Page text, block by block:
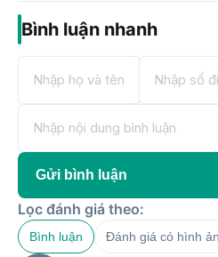
Bình luận nhanh
Gửi bình luận
Lọc đánh giá theo:
Bình luận Đánh giá có hình